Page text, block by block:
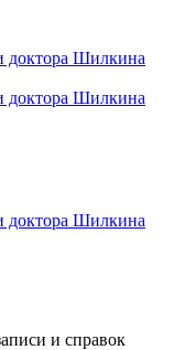
и справок